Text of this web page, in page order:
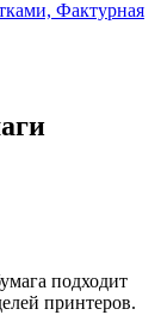
Фактурная
подходит
принтеров.